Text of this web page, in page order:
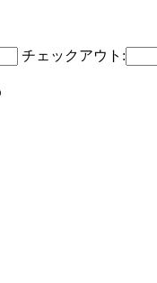
チェックアウト: